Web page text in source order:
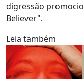
digressão
Believer".
Leia também